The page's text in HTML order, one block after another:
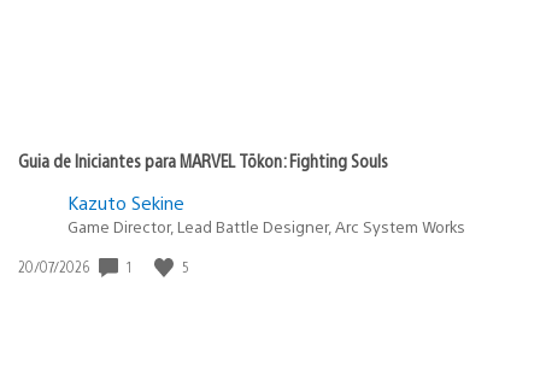
Guia de Iniciantes para MARVEL Tōkon: Fighting Souls
Kazuto Sekine
Game Director, Lead Battle Designer, Arc System Works
Data
20/07/2026 1 5